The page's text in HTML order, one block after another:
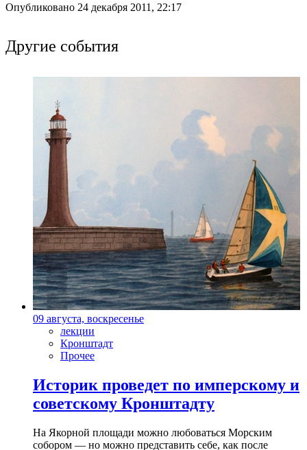
Опубликовано 24 декабря 2011, 22:17
Другие события
09 августа, воскресенье
лекции
Кронштадт
Прочее
Историк проведет по имперскому и
советскому Кронштадту
На Якорной площади можно любоваться Морским
собором — но можно представить себе, как после